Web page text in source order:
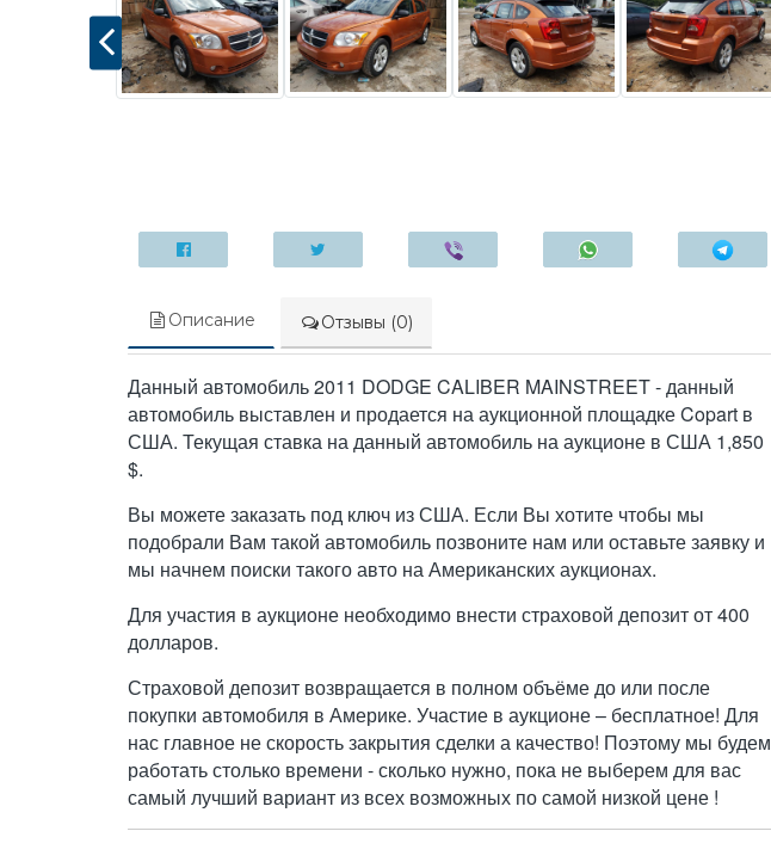
Описание Отзывы (0)
Данный автомобиль 2011 DODGE CALIBER MAINSTREET - данный
автомобиль выставлен и продается на аукционной площадке Copart в
США. Текущая ставка на данный автомобиль на аукционе в США 1,850
$.
Вы можете заказать под ключ из США. Если Вы хотите чтобы мы
подобрали Вам такой автомобиль позвоните нам или оставьте заявку и
мы начнем поиски такого авто на Американских аукционах.
Для участия в аукционе необходимо внести страховой депозит от 400
долларов.
Страховой депозит возвращается в полном объёме до или после
покупки автомобиля в Америке. Участие в аукционе – бесплатное! Для
нас главное не скорость закрытия сделки а качество! Поэтому мы будем
работать столько времени - сколько нужно, пока не выберем для вас
самый лучший вариант из всех возможных по самой низкой цене !